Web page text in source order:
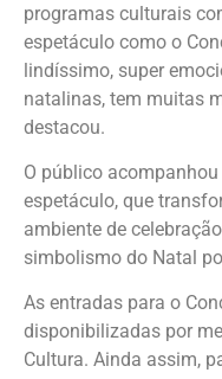
programas culturais
espetáculo como o
lindíssimo, super
natalinas, tem muitas
destacou.
O público
espetáculo, que
ambiente de
simbolismo do Natal
As entradas para o
disponibilizadas por
Cultura. Ainda assim,